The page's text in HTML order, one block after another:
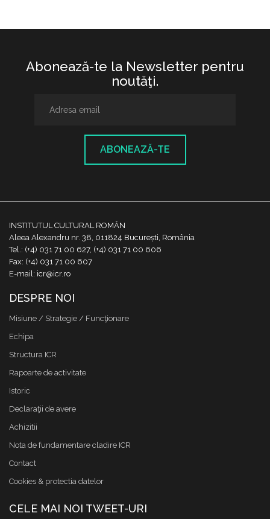
Abonează-te la Newsletter pentru
noutăţi.
ABONEAZĂ-TE
INSTITUTUL CULTURAL ROMÂN
Aleea Alexandru nr. 38, 011824 București, România
Tel.: (+4) 031 71 00 627, (+4) 031 71 00 606
Fax: (+4) 031 71 00 607
E-mail: icr@icr.ro
DESPRE NOI
Misiune / Strategie / Funcţionare
Echipa
Structura ICR
Rapoarte de activitate
Istoric
Declaraţii de avere
Achizitii
Nota de fundamentare cladire ICR
Contact
Cookies & protectia datelor
CELE MAI NOI TWEET-URI